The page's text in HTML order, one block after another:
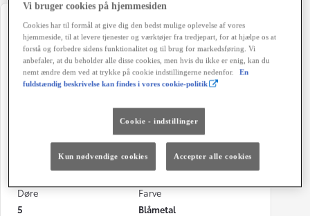
Registreringsår
08-2018
Modelår
2018
Kilometertal
83.700 km
Brændstof
Hybrid Benzin
Hestekræfter
197 HK
Co2 (blandet kørsel)
122 g/km
Geartype
Automatisk gearkasse
Døre
5
Farve
Blåmetal
Vi bruger cookies på hjemmesiden
Cookies har til formål at give dig den bedst mulige oplevelse af vores
hjemmeside, til at levere tjenester og værktøjer fra tredjepart, for at hjælpe os at
forstå og forbedre sidens funktionalitet og til brug for markedsføring. Vi
anbefaler, at du beholder alle disse cookies, men hvis du ikke er enig, kan du
nemt ændre dem ved at trykke på cookie indstillingerne nedenfor.
En
fuldstændig beskrivelse kan findes i vores cookie-politik
Cookie - indstillinger
Kun nødvendige cookies Accepter alle cookies